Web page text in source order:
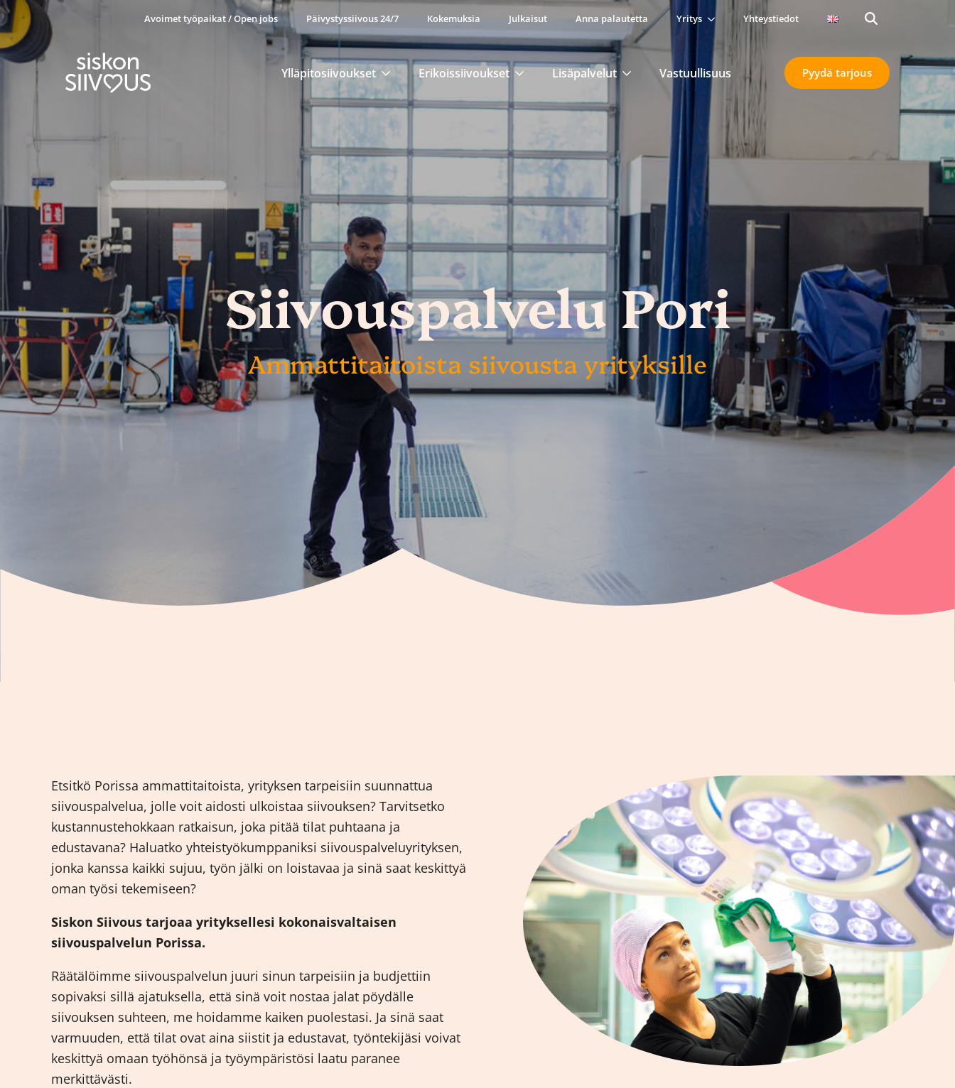
Avoimet työpaikat / Open jobs Päivystyssiivous 24/7 Kokemuksia Julkaisut Anna palautetta Yritys Yhteystiedot
for:
Ylläpitosiivoukset Erikoissiivoukset Lisäpalvelut Vastuullisuus Pyydä tarjous
Siivouspalvelu Pori
Ammattitaitoista siivousta yrityksille
Etsitkö Porissa ammattitaitoista, yrityksen tarpeisiin suunnattua
siivouspalvelua, jolle voit aidosti ulkoistaa siivouksen? Tarvitsetko
kustannustehokkaan ratkaisun, joka pitää tilat puhtaana ja
edustavana? Haluatko yhteistyökumppaniksi siivouspalveluyrityksen,
jonka kanssa kaikki sujuu, työn jälki on loistavaa ja sinä saat keskittyä
oman työsi tekemiseen?
Siskon Siivous tarjoaa yrityksellesi kokonaisvaltaisen
siivouspalvelun Porissa.
Räätälöimme siivouspalvelun juuri sinun tarpeisiin ja budjettiin
sopivaksi sillä ajatuksella, että sinä voit nostaa jalat pöydälle
siivouksen suhteen, me hoidamme kaiken puolestasi. Ja sinä saat
varmuuden, että tilat ovat aina siistit ja edustavat, työntekijäsi voivat
keskittyä omaan työhönsä ja työympäristösi laatu paranee
merkittävästi.